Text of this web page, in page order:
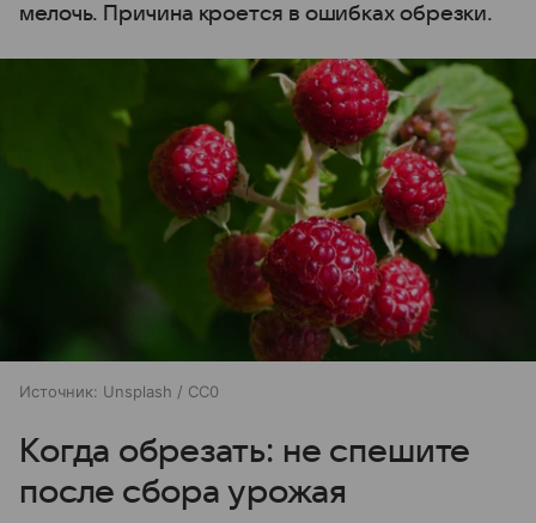
мелочь. Причина кроется в ошибках обрезки.
Источник: Unsplash / CC0
Когда обрезать: не спешите
после сбора урожая